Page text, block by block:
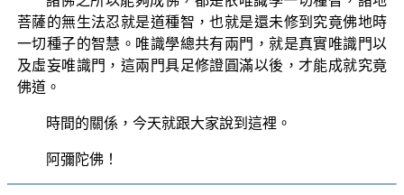
菩薩的無生法忍就是道種智，也就是還未修到究竟佛地時
一切種子的智慧。唯識學總共有兩門，就是真實唯識門以
及虛妄唯識門，這兩門具足修證圓滿以後，才能成就究竟
佛道。
時間的關係，今天就跟大家說到這裡。
阿彌陀佛！